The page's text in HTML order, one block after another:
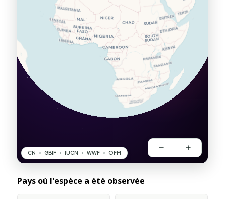
Pays où l'espèce a été observée